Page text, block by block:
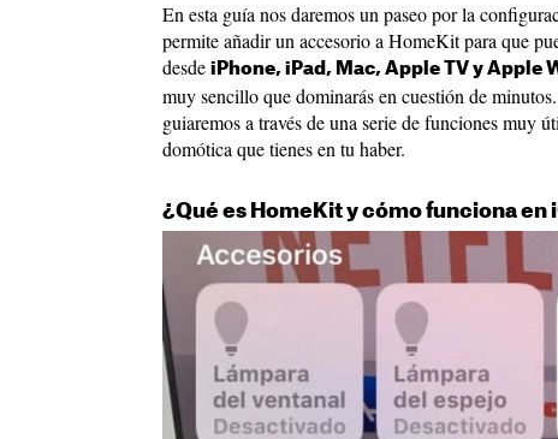
En esta guía nos daremos un paseo por la
permite añadir un accesorio a HomeKit para que
desde iPhone, iPad, Mac, Apple TV y Apple
muy sencillo que dominarás en cuestión de
guiaremos a través de una serie de funciones muy
domótica que tienes en tu haber.
¿Qué es HomeKit y cómo funciona en